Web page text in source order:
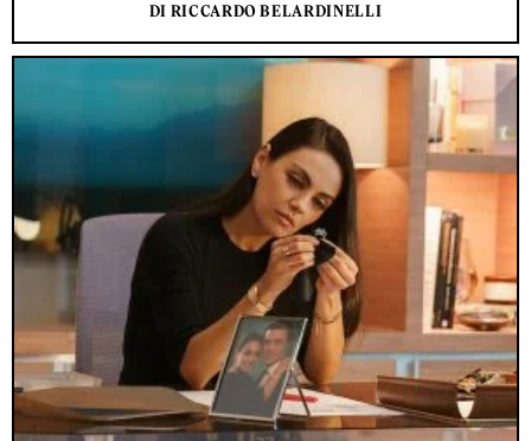
DI RICCARDO BELARDINELLI